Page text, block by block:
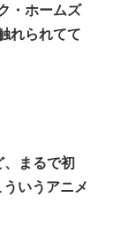
・ホームズ
れられてて
まるで初
いうアニメ